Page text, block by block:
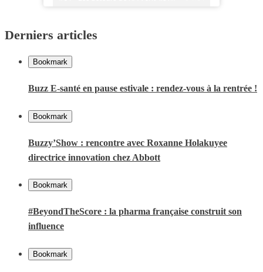
Derniers articles
Bookmark
Buzz E-santé en pause estivale : rendez-vous à la rentrée !
Bookmark
Buzzy’Show : rencontre avec Roxanne Holakuyee
directrice innovation chez Abbott
Bookmark
#BeyondTheScore : la pharma française construit son
influence
Bookmark